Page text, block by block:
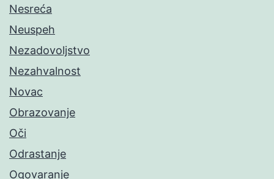
Nesreća
Neuspeh
Nezadovoljstvo
Nezahvalnost
Novac
Obrazovanje
Oči
Odrastanje
Ogovaranje